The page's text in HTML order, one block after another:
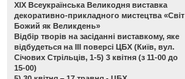
ХІХ Всеукраїнська Великодня виставка
декоративно-прикладного мистецтва «Світ
Божий як Великдень»
Відбір творів на засіданні виставкому, яке
відбудеться на ІІІ поверсі ЦБХ (Київ, вул.
Січових Стрільців, 1-5) 3 квітня (з 11-00 до
15-00)